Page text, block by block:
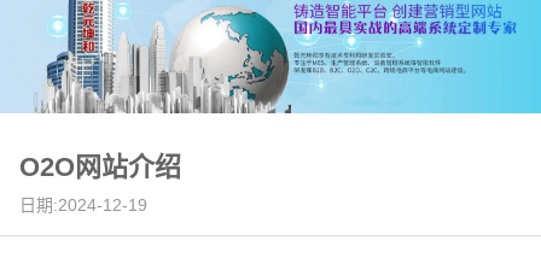
O2O网站介绍
日期:2024-12-19